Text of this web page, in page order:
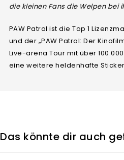
die kleinen Fans die Welpen
PAW Patrol ist die Top 1
und der „PAW Patrol: Der
Live-arena Tour mit über
eine weitere heldenhafte
Das könnte dir auch